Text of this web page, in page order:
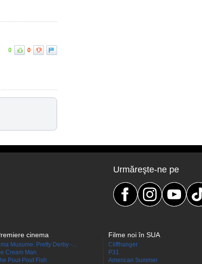
0 0
Urmăreşte-ne pe
cinema
Musume: Pretty Derby -...
Cream Man
Pout-Pout Fish
Filme noi în SUA
Cliffhanger
P31
American Summer